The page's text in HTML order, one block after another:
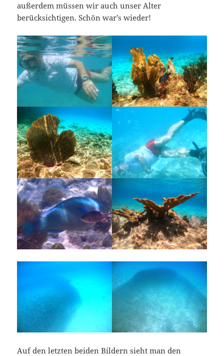
außerdem müssen wir auch unser Alter
berücksichtigen. Schön war’s wieder!
Auf den letzten beiden Bildern sieht man den